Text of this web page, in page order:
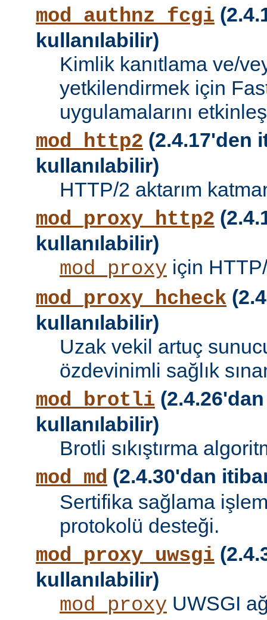
mod_authnz_fcgi
kullanılabilir)
Kimlik kanıtlama ve/
yetkilendirmek için
uygulamalarını
mod_http2 (2.4.17'den
kullanılabilir)
HTTP/2 aktarım
mod_proxy_http2
kullanılabilir)
mod_proxy için
mod_proxy_hcheck
kullanılabilir)
Uzak vekil artuç
özdevinimli sağlık
mod_brotli
kullanılabilir)
Brotli sıkıştırma
mod_md (2.4.30'dan
Sertifika sağlama
protokolü desteği.
mod_proxy_uwsgi
kullanılabilir)
mod_proxy UWSGI